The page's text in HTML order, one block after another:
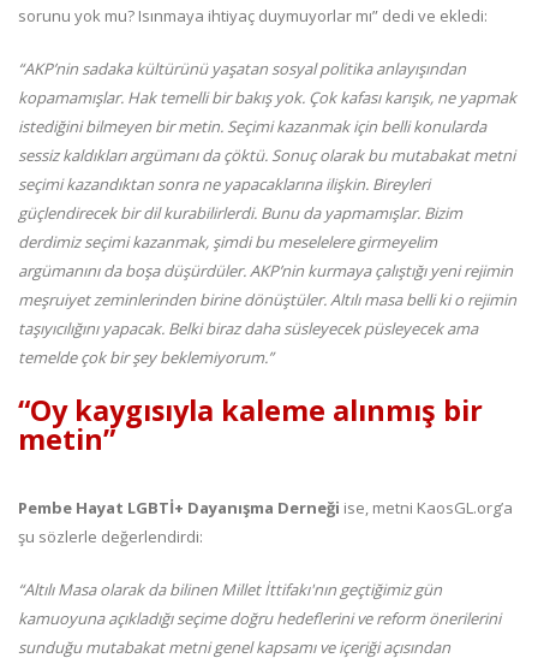
sorunu yok mu? Isınmaya ihtiyaç duymuyorlar mı” dedi ve ekledi:
“AKP’nin sadaka kültürünü yaşatan sosyal politika anlayışından
kopamamışlar. Hak temelli bir bakış yok. Çok kafası karışık, ne yapmak
istediğini bilmeyen bir metin. Seçimi kazanmak için belli konularda
sessiz kaldıkları argümanı da çöktü. Sonuç olarak bu mutabakat metni
seçimi kazandıktan sonra ne yapacaklarına ilişkin. Bireyleri
güçlendirecek bir dil kurabilirlerdi. Bunu da yapmamışlar. Bizim
derdimiz seçimi kazanmak, şimdi bu meselelere girmeyelim
argümanını da boşa düşürdüler. AKP’nin kurmaya çalıştığı yeni rejimin
meşruiyet zeminlerinden birine dönüştüler. Altılı masa belli ki o rejimin
taşıyıcılığını yapacak. Belki biraz daha süsleyecek püsleyecek ama
temelde çok bir şey beklemiyorum.”
“Oy kaygısıyla kaleme alınmış bir
metin”
Pembe Hayat LGBTİ+ Dayanışma Derneği ise, metni KaosGL.org’a
şu sözlerle değerlendirdi:
“Altılı Masa olarak da bilinen Millet İttifakı'nın geçtiğimiz gün
kamuoyuna açıkladığı seçime doğru hedeflerini ve reform önerilerini
sunduğu mutabakat metni genel kapsamı ve içeriği açısından